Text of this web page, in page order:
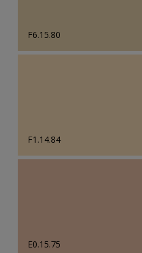
F6.15.80
F1.14.84
E0.15.75